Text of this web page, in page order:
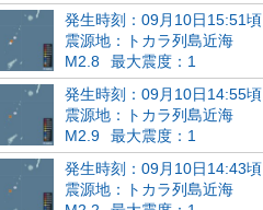
発生時刻：09月10日15:51頃
震源地：トカラ列島近海
M2.8
最大震度：1
発生時刻：09月10日14:55頃
震源地：トカラ列島近海
M2.9
最大震度：1
発生時刻：09月10日14:43頃
震源地：トカラ列島近海